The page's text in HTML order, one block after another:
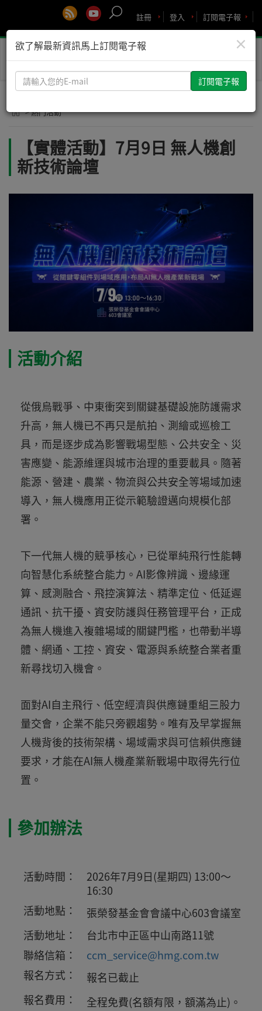
訂閱電子報
登入
註冊
Toggle
> 熱門活動
【實體活動】7月9日 無人機創
新技術論壇
活動介紹
從俄烏戰爭、中東衝突到關鍵基礎設施防護需求
升高，無人機已不再只是航拍、測繪或巡檢工
具，而是逐步成為影響戰場型態、公共安全、災
害應變、能源維運與城市治理的重要載具。隨著
能源、營建、農業、物流與公共安全等場域加速
導入，無人機應用正從示範驗證邁向規模化部
署。
下一代無人機的競爭核心，已從單純飛行性能轉
向智慧化系統整合能力。AI影像辨識、邊緣運
算、感測融合、飛控演算法、精準定位、低延遲
通訊、抗干擾、資安防護與任務管理平台，正成
為無人機進入複雜場域的關鍵門檻，也帶動半導
體、網通、工控、資安、電源與系統整合業者重
新尋找切入機會。
面對AI自主飛行、低空經濟與供應鏈重組三股力
量交會，企業不能只旁觀趨勢。唯有及早掌握無
人機背後的技術架構、場域需求與可信賴供應鏈
要求，才能在AI無人機產業新戰場中取得先行位
置。
參加辦法
活動時間：
2026年7月9日(星期四) 13:00～
16:30
活動地點：
張榮發基金會會議中心603會議室
活動地址：
台北市中正區中山南路11號
聯絡信箱：
ccm_service@hmg.com.tw
報名方式：
報名已截止
報名費用：
全程免費(名額有限，額滿為止)。
×
欲了解最新資訊馬上訂閱電子報
請
輸
您
mail